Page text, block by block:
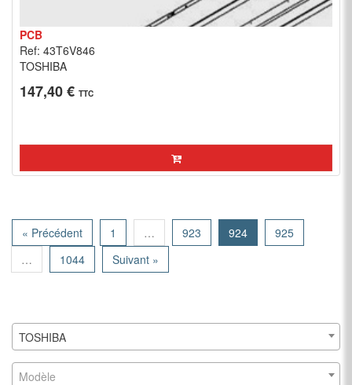
PCB
Ref: 43T6V846
TOSHIBA
147,40 € TTC
« Précédent 1 … 923 924
925
…
1044 Suivant »
TOSHIBA
Modèle